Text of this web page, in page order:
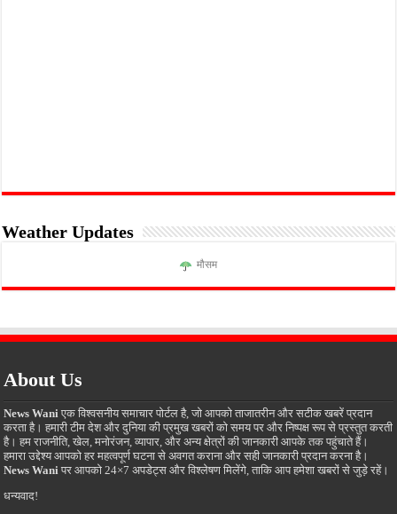
Weather Updates
मौसम
About Us
News Wani एक विश्वसनीय समाचार पोर्टल है, जो आपको ताजातरीन और सटीक खबरें प्रदान
करता है। हमारी टीम देश और दुनिया की प्रमुख खबरों को समय पर और निष्पक्ष रूप से प्रस्तुत करती
है। हम राजनीति, खेल, मनोरंजन, व्यापार, और अन्य क्षेत्रों की जानकारी आपके तक पहुंचाते हैं।
हमारा उद्देश्य आपको हर महत्वपूर्ण घटना से अवगत कराना और सही जानकारी प्रदान करना है।
News Wani पर आपको 24×7 अपडेट्स और विश्लेषण मिलेंगे, ताकि आप हमेशा खबरों से जुड़े रहें।
धन्यवाद!